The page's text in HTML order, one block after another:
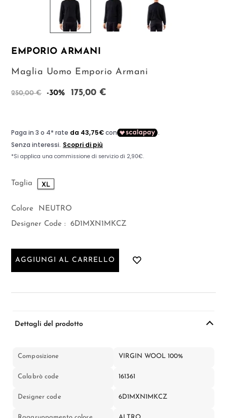
EMPORIO ARMANI
Maglia Uomo Emporio Armani
250,00 € -30% 175,00 €
Taglia XL
Colore
NEUTRO
Designer Code :
6D1MXN1MKCZ
AGGIUNGI AL CARRELLO
Dettagli del prodotto
Composizione VIRGIN WOOL 100%
Calabrò code 161361
Designer code 6D1MXN1MKCZ